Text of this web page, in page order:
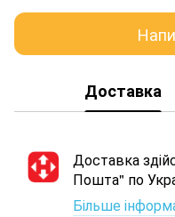
Доставка
Доставка
Пошта" по
Більше